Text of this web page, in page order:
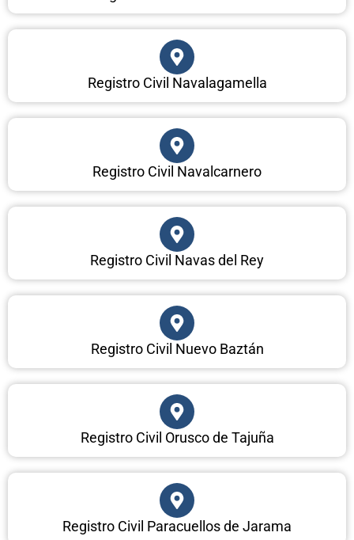
Registro Civil Navalagamella
Registro Civil Navalcarnero
Registro Civil Navas del Rey
Registro Civil Nuevo Baztán
Registro Civil Orusco de Tajuña
Registro Civil Paracuellos de Jarama